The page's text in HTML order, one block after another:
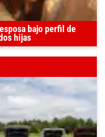
bajo perfil de
hijas